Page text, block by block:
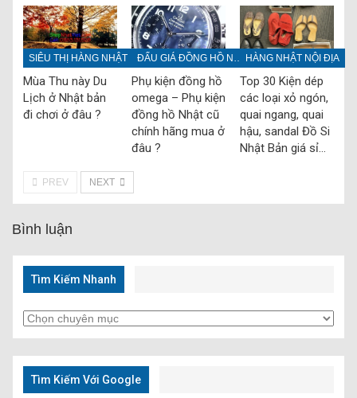
SIÊU THỊ HÀNG NHẬT
Mùa Thu này Du
Lịch ở Nhật bản
đi chơi ở đâu ?
ĐẤU GIÁ ĐỒNG HỒ NHẬT
Phụ kiện đồng hồ
omega – Phụ kiện
đồng hồ Nhật cũ
chính hãng mua ở
đâu ?
HÀNG NHẬT NỘI ĐỊA
Top 30 Kiện dép
các loại xỏ ngón,
quai ngang, quai
hậu, sandal Đồ Si
Nhật Bản giá sỉ…
PREV NEXT
Bình luận
Tìm Kiếm Nhanh
Tìm
Kiếm
Nhanh
Tìm Kiếm Với Google